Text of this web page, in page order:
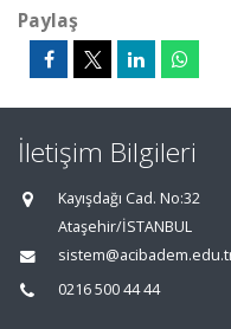
Paylaş
İletişim Bilgileri
Kayışdağı Cad. No:32
Ataşehir/İSTANBUL
0216 500 44 44